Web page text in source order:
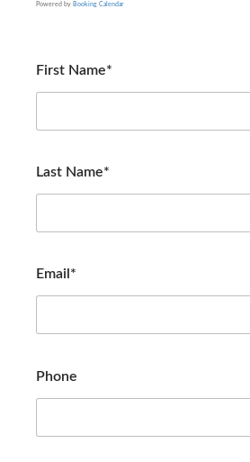
Powered by Booking Calendar
First Name*
Last Name*
Email*
Phone